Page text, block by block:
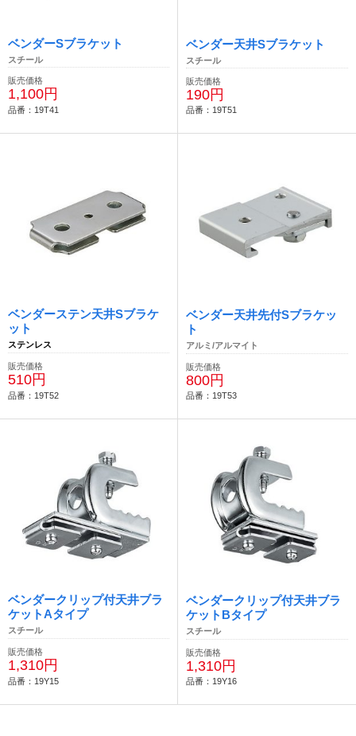
ベンダーSブラケット
スチール
販売価格
1,100円
品番：19T41
ベンダー天井Sブラケット
スチール
販売価格
190円
品番：19T51
ベンダーステン天井Sブラケ
ット
ステンレス
販売価格
510円
品番：19T52
ベンダー天井先付Sブラケッ
ト
アルミ/アルマイト
販売価格
800円
品番：19T53
ベンダークリップ付天井ブラ
ケットAタイプ
スチール
販売価格
1,310円
品番：19Y15
ベンダークリップ付天井ブラ
ケットBタイプ
スチール
販売価格
1,310円
品番：19Y16